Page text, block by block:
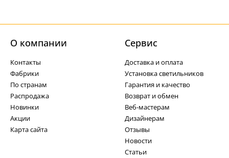
О компании
Контакты
Фабрики
По странам
Распродажа
Новинки
Акции
Карта сайта
Cервис
Доставка и оплата
Установка светильников
Гарантия и качество
Возврат и обмен
Веб-мастерам
Дизайнерам
Отзывы
Новости
Статьи